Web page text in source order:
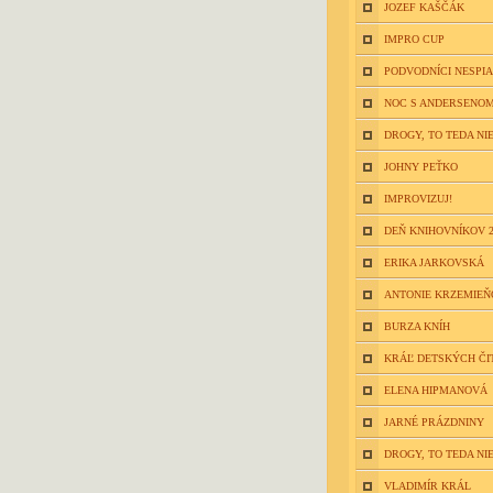
JOZEF KAŠČÁK
IMPRO CUP
PODVODNÍCI NESPIA
NOC S
DROGY, TO TEDA
JOHNY PEŤKO
IMPROVIZUJ!
DEŇ KNIHOVNÍKOV
ERIKA JARKOVSKÁ
ANTONIE
BURZA KNÍH
KRÁĽ DETSKÝCH
ELENA HIPMANOVÁ
JARNÉ PRÁZDNINY
DROGY, TO TEDA
VLADIMÍR KRÁL